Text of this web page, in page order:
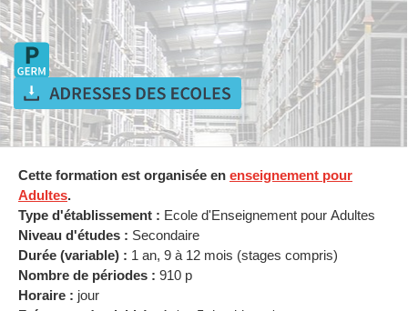
Cette formation est organisée en enseignement pour
Adultes.
Type d'établissement : Ecole d'Enseignement pour Adultes
Niveau d'études : Secondaire
Durée (variable) :
1 an, 9 à 12 mois (stages compris)
Nombre de périodes : 910 p
Horaire : jour